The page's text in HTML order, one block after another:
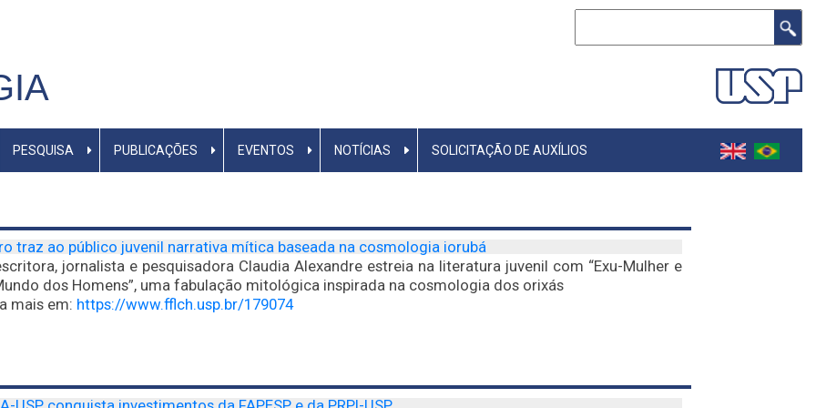
PESQUISA PUBLICAÇÕES EVENTOS NOTÍCIAS SOLICITAÇÃO DE AUXÍLIOS
traz ao público juvenil narrativa mítica baseada na cosmologia iorubá
jornalista e pesquisadora Claudia Alexandre estreia na literatura juvenil com “Exu-Mulher e
dos Homens”, uma fabulação mitológica inspirada na cosmologia dos orixás
mais em: https://www.fflch.usp.br/179074